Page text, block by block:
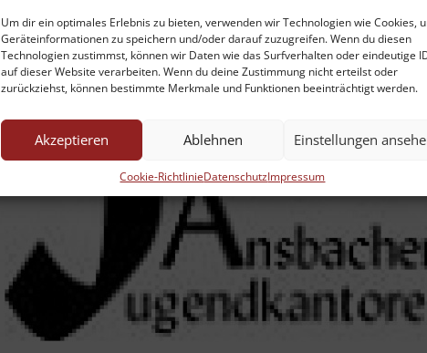
Um dir ein optimales Erlebnis zu bieten, verwenden wir Technologien wie Cookies,
Geräteinformationen zu speichern und/oder darauf zuzugreifen. Wenn du diesen
Technologien zustimmst, können wir Daten wie das Surfverhalten oder eindeutige
auf dieser Website verarbeiten. Wenn du deine Zustimmung nicht erteilst oder
zurückziehst, können bestimmte Merkmale und Funktionen beeinträchtigt werden.
Akzeptieren Ablehnen Einstellungen
Cookie-RichtlinieDatenschutzImpressum